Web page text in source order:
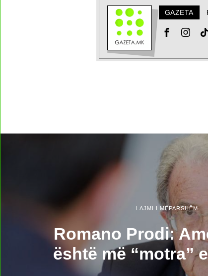
GAZETA
LAJMI I MËPARSHËM
Romano Prodi:
është më “motra”